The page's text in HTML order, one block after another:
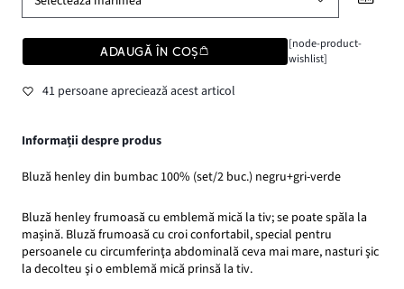
ADAUGĂ ÎN COȘ
[node-product-
wishlist]
41 persoane apreciează acest articol
Informații despre produs
Bluză henley din bumbac 100% (set/2 buc.) negru+gri-verde
Bluză henley frumoasă cu emblemă mică la tiv; se poate spăla la
mașină. Bluză frumoasă cu croi confortabil, special pentru
persoanele cu circumferinţa abdominală ceva mai mare, nasturi şic
la decolteu şi o emblemă mică prinsă la tiv.